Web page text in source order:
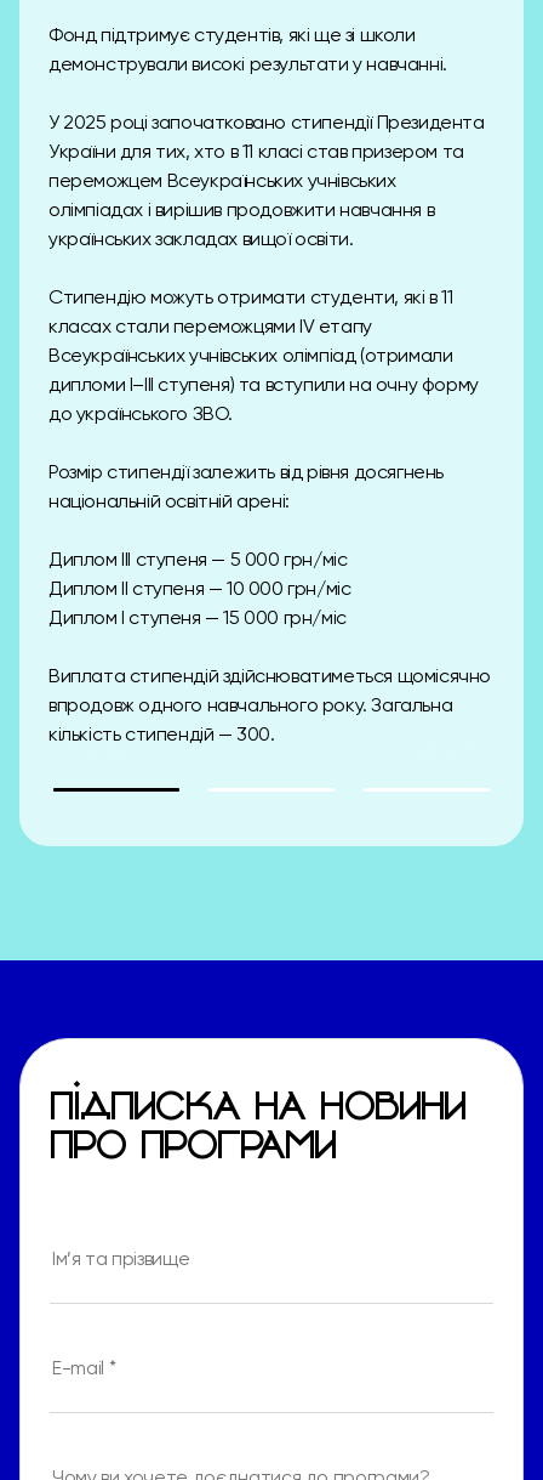
Фонд підтримує студентів, які ще зі школи
демонстрували високі результати у навчанні.
У 2025 році започатковано стипендії Президента
України для тих, хто в 11 класі став призером та
переможцем Всеукраїнських учнівських
олімпіадах і вирішив продовжити навчання в
українських закладах вищої освіти.
Стипендію можуть отримати студенти, які в 11
класах стали переможцями IV етапу
Всеукраїнських учнівських олімпіад (отримали
дипломи І–ІІІ ступеня) та вступили на очну форму
до українського ЗВО.
Розмір стипендії залежить від рівня досягнень
національній освітній арені:
Диплом III ступеня — 5 000 грн/міс
Диплом II ступеня — 10 000 грн/міс
Диплом I ступеня — 15 000 грн/міс
Виплата стипендій здійснюватиметься щомісячно
впродовж одного навчального року. Загальна
кількість стипендій — 300.
ПІДПИСКА НА НОВИНИ
ПРО ПРОГРАМИ